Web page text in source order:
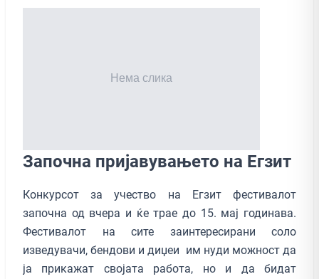
Започна пријавувањето на Егзит
Конкурсот за учество на Егзит фестивалот
започна од вчера и ќе трае до 15. мај годинава.
Фестивалот на сите заинтересирани соло
изведувачи, бендови и диџеи им нуди можност да
ја прикажат својата работа, но и да бидат